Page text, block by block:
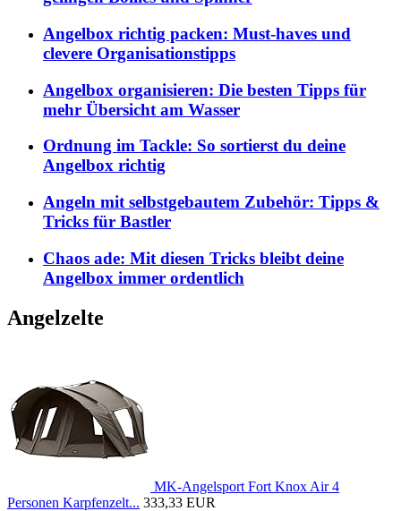
Angelbox richtig packen: Must-haves und
clevere Organisationstipps
Angelbox organisieren: Die besten Tipps für
mehr Übersicht am Wasser
Ordnung im Tackle: So sortierst du deine
Angelbox richtig
Angeln mit selbstgebautem Zubehör: Tipps &
Tricks für Bastler
Chaos ade: Mit diesen Tricks bleibt deine
Angelbox immer ordentlich
Angelzelte
MK-Angelsport Fort Knox Air 4
Personen Karpfenzelt... 333,33 EUR